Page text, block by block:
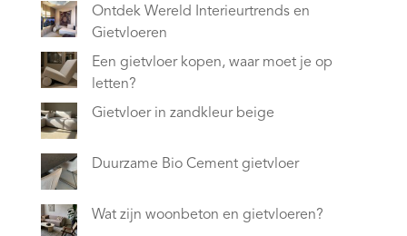
Ontdek Wereld Interieurtrends en
Gietvloeren
Een gietvloer kopen, waar moet je op
letten?
Gietvloer in zandkleur beige
Duurzame Bio Cement gietvloer
Wat zijn woonbeton en gietvloeren?